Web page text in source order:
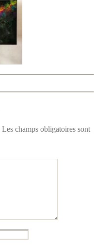
Les champs obligatoires sont